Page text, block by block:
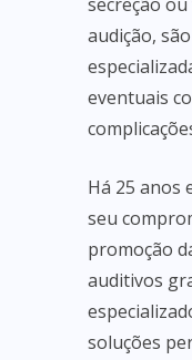
audição,
eventuais
Há 25 anos
seu
promoção
auditivos
soluções